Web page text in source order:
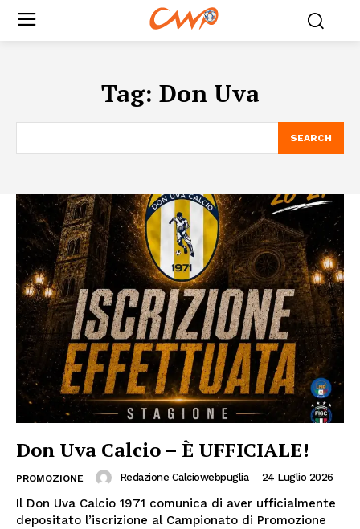
Tag: Don Uva
SEARCH
Don Uva Calcio – È UFFICIALE!
PROMOZIONE Redazione Calciowebpuglia - 24 Luglio 2026
Il Don Uva Calcio 1971 comunica di aver ufficialmente
depositato l’iscrizione al Campionato di Promozione